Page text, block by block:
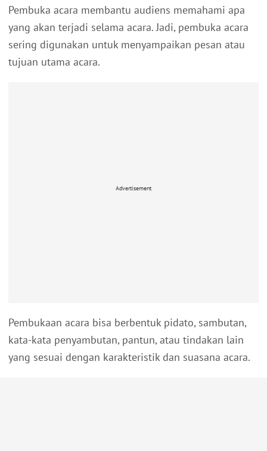
Pembuka acara membantu audiens memahami apa
yang akan terjadi selama acara. Jadi, pembuka acara
sering digunakan untuk menyampaikan pesan atau
tujuan utama acara.
Advertisement
Pembukaan acara bisa berbentuk pidato, sambutan,
kata-kata penyambutan, pantun, atau tindakan lain
yang sesuai dengan karakteristik dan suasana acara.